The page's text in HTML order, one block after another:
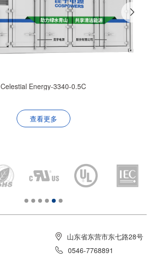
Celestial Energy-3340-0.5C
查看更多
山东省东营市东七路28号
0546-7768891